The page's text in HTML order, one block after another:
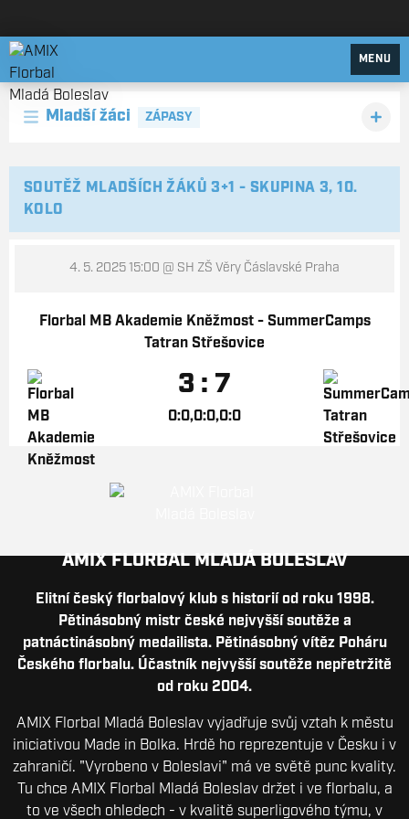
AMIX Florbal Mladá Boleslav
MENU
Mladší žáci ZÁPASY
SOUTĚŽ MLADŠÍCH ŽÁKŮ 3+1 - SKUPINA 3, 10.
KOLO
4. 5. 2025 15:00 @ SH ZŠ Věry Čáslavské Praha
Florbal MB Akademie Kněžmost - SummerCamps
Tatran Střešovice
3 : 7
0:0,0:0,0:0
AMIX FLORBAL MLADÁ BOLESLAV
Elitní český florbalový klub s historií od roku 1998.
Pětinásobný mistr české nejvyšší soutěže a
patnáctinásobný medailista. Pětinásobný vítěz Poháru
Českého florbalu. Účastník nejvyšší soutěže nepřetržitě
od roku 2004.
AMIX Florbal Mladá Boleslav vyjadřuje svůj vztah k městu
iniciativou Made in Bolka. Hrdě ho reprezentuje v Česku i v
zahraničí. "Vyrobeno v Boleslavi" má ve světě punc kvality.
Tu chce AMIX Florbal Mladá Boleslav držet i ve florbalu, a
to ve všech ohledech - v kvalitě superligového týmu, v